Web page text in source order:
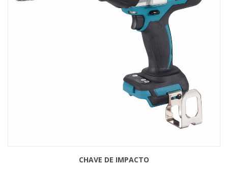
CHAVE DE IMPACTO